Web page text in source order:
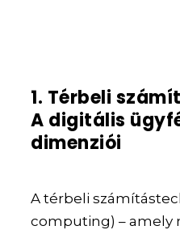
1. Térbeli
A digitális
dimenziói
A térbeli
computing) – amely